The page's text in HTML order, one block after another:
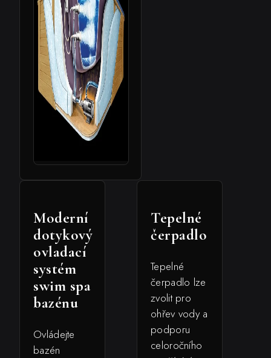
Moderní
dotykový
ovladací
systém
swim spa
bazénu
Ovládejte
bazén
Tepelné
čerpadlo
Tepelné
čerpadlo lze
zvolit pro
ohřev vody a
podporu
celoročního